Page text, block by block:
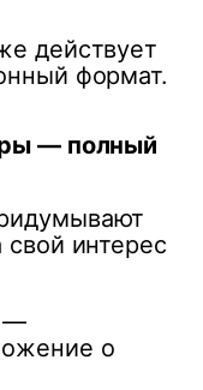
действует
формат.
— полный
интерес
—
о